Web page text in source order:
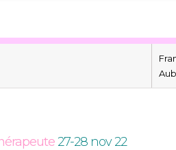
27-28 nov 22